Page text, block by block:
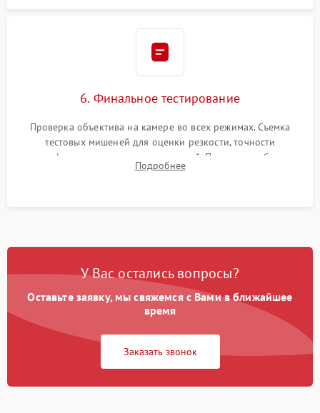
6. Финальное тестирование
Проверка объектива на камере во всех режимах. Съемка
тестовых мишеней для оценки резкости, точности
автофокуса и отсутствия искажений. Проверка работы
диафрагмы на закрытых значениях и тестирование
Подробнее
У Вас остались вопросы?
Оставьте заявку, мы свяжемся с Вами в ближайшее
время
Заказать звонок